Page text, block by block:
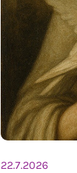
22.7.2026